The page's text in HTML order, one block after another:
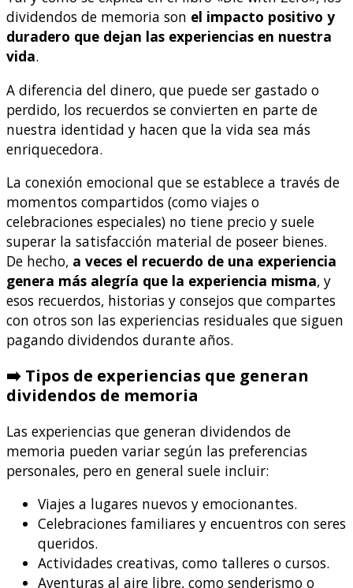
dividendos de memoria son el impacto positivo y
duradero que dejan las experiencias en nuestra
vida.
A diferencia del dinero, que puede ser gastado o
perdido, los recuerdos se convierten en parte de
nuestra identidad y hacen que la vida sea más
enriquecedora.
La conexión emocional que se establece a través de
momentos compartidos (como viajes o
celebraciones especiales) no tiene precio y suele
superar la satisfacción material de poseer bienes.
De hecho, a veces el recuerdo de una experiencia
genera más alegría que la experiencia misma, y
esos recuerdos, historias y consejos que compartes
con otros son las experiencias residuales que siguen
pagando dividendos durante años.
➡️ Tipos de experiencias que generan
dividendos de memoria
Las experiencias que generan dividendos de
memoria pueden variar según las preferencias
personales, pero en general suele incluir:
Viajes a lugares nuevos y emocionantes.
Celebraciones familiares y encuentros con seres
queridos.
Actividades creativas, como talleres o cursos.
Aventuras al aire libre, como senderismo o